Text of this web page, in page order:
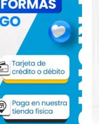
Negro para
para adquirir tus
los dias. Escríbenos o
perfecta para tu
T01C1 Negro para